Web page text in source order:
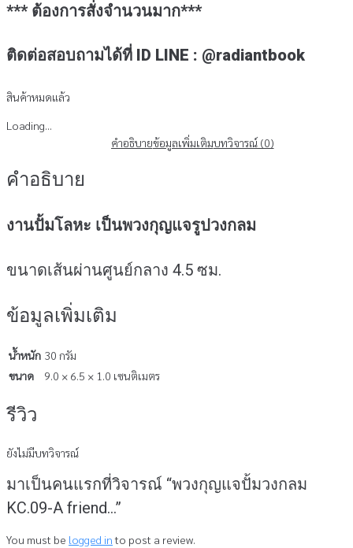
*** ต้องการสั่งจำนวนมาก***
ติดต่อสอบถามได้ที่ ID LINE : @radiantbook
สินค้าหมดแล้ว
Loading...
คำอธิบายข้อมูลเพิ่มเติมบทวิจารณ์ (0)
คำอธิบาย
งานปั้มโลหะ เป็นพวงกุญแจรูปวงกลม
ขนาดเส้นผ่านศูนย์กลาง 4.5 ซม.
ข้อมูลเพิ่มเติม
น้ำหนัก 30 กรัม
ขนาด
9.0 × 6.5 × 1.0 เซนติเมตร
รีวิว
ยังไม่มีบทวิจารณ์
มาเป็นคนแรกที่วิจารณ์ “พวงกุญแจปั้มวงกลม
KC.09-A friend…”
You must be logged into post a review.